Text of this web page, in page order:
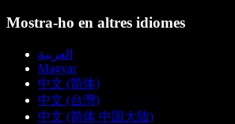
Mostra-ho en altres idiomes
العربية
Magyar
中文 (简体)
中文 (台灣)
中文 (简体 中国大陆)